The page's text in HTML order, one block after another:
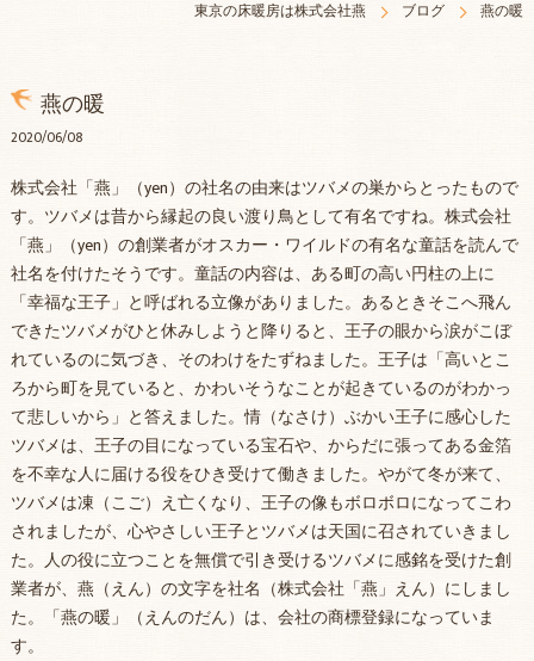
東京の床暖房は株式会社燕 ブログ 燕の暖
燕の暖
2020/06/08
株式会社「燕」（yen）の社名の由来はツバメの巣からとったもので
す。ツバメは昔から縁起の良い渡り鳥として有名ですね。株式会社
「燕」（yen）の創業者がオスカー・ワイルドの有名な童話を読んで
社名を付けたそうです。童話の内容は、ある町の高い円柱の上に
「幸福な王子」と呼ばれる立像がありました。あるときそこへ飛ん
できたツバメがひと休みしようと降りると、王子の眼から涙がこぼ
れているのに気づき、そのわけをたずねました。王子は「高いとこ
ろから町を見ていると、かわいそうなことが起きているのがわかっ
て悲しいから」と答えました。情（なさけ）ぶかい王子に感心した
ツバメは、王子の目になっている宝石や、からだに張ってある金箔
を不幸な人に届ける役をひき受けて働きました。やがて冬が来て、
ツバメは凍（こご）え亡くなり、王子の像もボロボロになってこわ
されましたが、心やさしい王子とツバメは天国に召されていきまし
た。人の役に立つことを無償で引き受けるツバメに感銘を受けた創
業者が、燕（えん）の文字を社名（株式会社「燕」えん）にしまし
た。「燕の暖」（えんのだん）は、会社の商標登録になっていま
す。